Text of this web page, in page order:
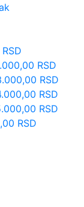
RSD
RSD
RSD
RSD
RSD